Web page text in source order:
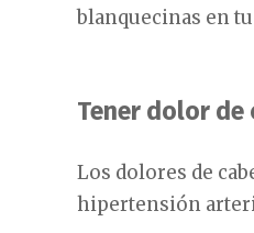
blanquecinas en
Tener dolor de
Los dolores de
hipertensión